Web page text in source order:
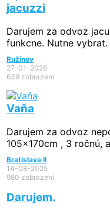
jacuzzi
Darujem za odvoz
funkcne. Nutne vybrat.
Ružinov
27-01-2026
639 zobrazení
Vaňa
Darujem za odvoz
105x170cm , 3 ročnú,
Bratislava II
14-08-2025
980 zobrazení
Darujem.